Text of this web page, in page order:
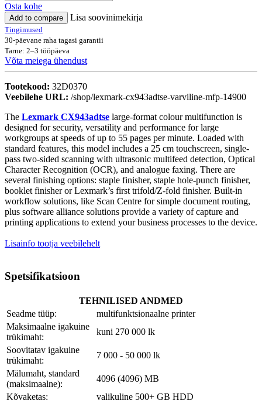
Osta kohe
Add to compare Lisa soovinimekirja
Tingimused
30-päevane raha tagasi garantii
Tarne: 2–3 tööpäeva
Võta meiega ühendust
Tootekood: 32D0370
Veebilehe URL: /shop/lexmark-cx943adtse-varviline-mfp-14900
The Lexmark CX943adtse large-format colour multifunction is
designed for security, versatility and performance for large
workgroups at speeds of up to 55 pages per minute. Loaded with
standard features, this model includes a 25 cm touchscreen, single-
pass two-sided scanning with ultrasonic multifeed detection, Optical
Character Recognition (OCR), and analogue faxing. There are
several finishing options: staple finisher, staple hole-punch finisher,
booklet finisher or Lexmark’s first trifold/Z-fold finisher. Built-in
workflow solutions, like Scan Centre for simple document routing,
plus software alliance solutions provide a variety of capture and
printing applications to extend your business processes to the device.
Lisainfo tootja veebilehelt
Spetsifikatsioon
TEHNILISED ANDMED
Seadme tüüp:
multifunktsionaalne printer
Maksimaalne igakuine
trükimaht:
kuni 270 000 lk
Soovitatav igakuine
trükimaht:
7 000 - 50 000 lk
Mälumaht, standard
(maksimaalne):
4096 (4096) MB
Kõvaketas:
valikuline 500+ GB HDD